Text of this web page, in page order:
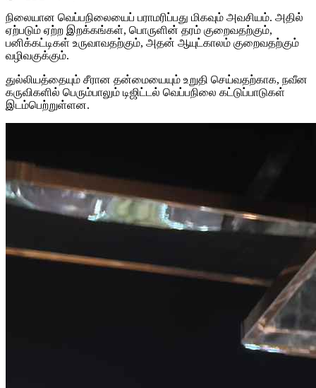
நிலையான வெப்பநிலையைப் பராமரிப்பது மிகவும் அவசியம். அதில்
ஏற்படும் ஏற்ற இறக்கங்கள், பொருளின் தரம் குறைவதற்கும்,
பனிக்கட்டிகள் உருவாவதற்கும், அதன் ஆயுட்காலம் குறைவதற்கும்
வழிவகுக்கும்.
துல்லியத்தையும் சீரான தன்மையையும் உறுதி செய்வதற்காக, நவீன
கருவிகளில் பெரும்பாலும் டிஜிட்டல் வெப்பநிலை கட்டுப்பாடுகள்
இடம்பெற்றுள்ளன.